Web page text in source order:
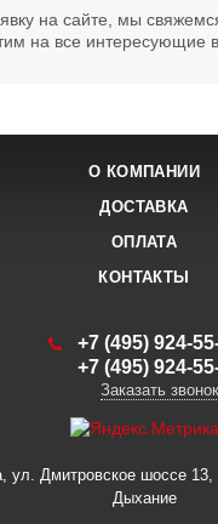
на сайте, мы
на все интересующие
О КОМПАНИИ
ДОСТАВКА
ОПЛАТА
КОНТАКТЫ
+7 (495) 924-
+7 (495) 924-
Заказать звонок
ул. Дмитровское шоссе
Дыхание